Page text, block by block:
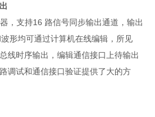
，支持16 路信号同步输出通道，输出
形均可通过计算机在线编辑，所见
线时序输出，编辑通信接口上待输出
调试和通信接口验证提供了大的方